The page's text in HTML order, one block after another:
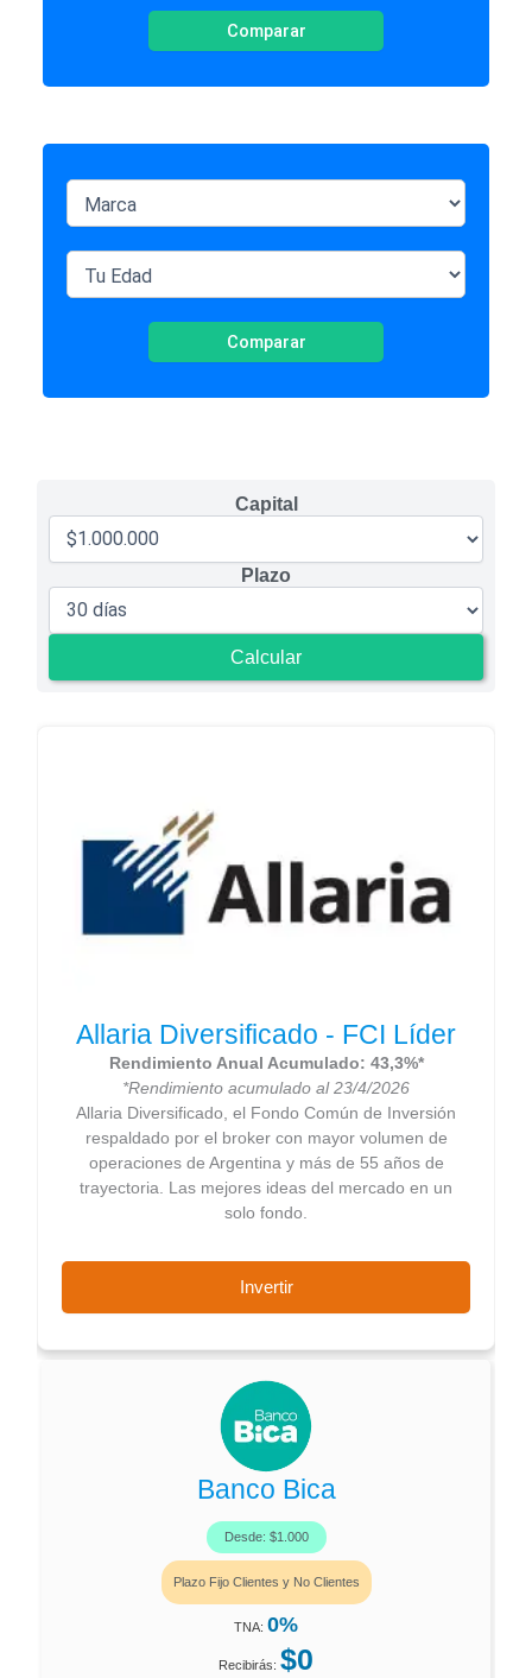
Comparar
Comparar
Capital
Plazo
Calcular
Allaria Diversificado - FCI Líder
Rendimiento Anual Acumulado: 43,3%*
*Rendimiento acumulado al 23/4/2026
Allaria Diversificado, el Fondo Común de Inversión
respaldado por el broker con mayor volumen de
operaciones de Argentina y más de 55 años de
trayectoria. Las mejores ideas del mercado en un
solo fondo.
Invertir
Banco Bica
Desde: $1.000
Plazo Fijo Clientes y No Clientes
TNA: 0%
Recibirás: $0